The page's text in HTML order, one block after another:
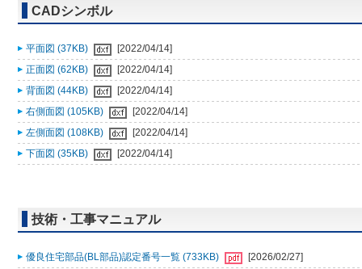
CADシンボル
平面図 (37KB)
[2022/04/14]
正面図 (62KB)
[2022/04/14]
背面図 (44KB)
[2022/04/14]
右側面図 (105KB)
[2022/04/14]
左側面図 (108KB)
[2022/04/14]
下面図 (35KB)
[2022/04/14]
技術・工事マニュアル
優良住宅部品(BL部品)認定番号一覧 (733KB) [2026/02/27]